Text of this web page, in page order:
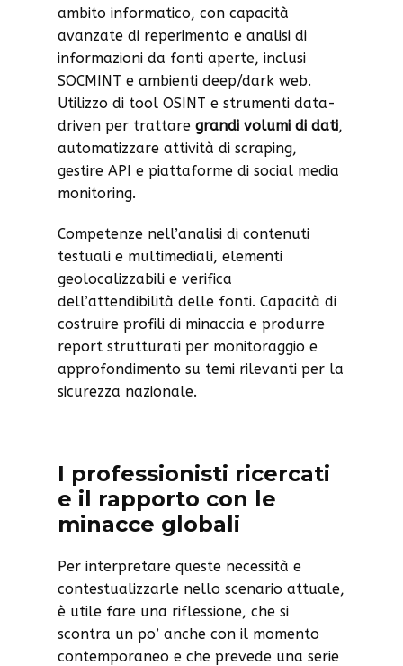
ambito informatico, con capacità
avanzate di reperimento e analisi di
informazioni da fonti aperte, inclusi
SOCMINT e ambienti deep/dark web.
Utilizzo di tool OSINT e strumenti data-
driven per trattare grandi volumi di dati,
automatizzare attività di scraping,
gestire API e piattaforme di social media
monitoring.
Competenze nell’analisi di contenuti
testuali e multimediali, elementi
geolocalizzabili e verifica
dell’attendibilità delle fonti. Capacità di
costruire profili di minaccia e produrre
report strutturati per monitoraggio e
approfondimento su temi rilevanti per la
sicurezza nazionale.
I professionisti ricercati
e il rapporto con le
minacce globali
Per interpretare queste necessità e
contestualizzarle nello scenario attuale,
è utile fare una riflessione, che si
scontra un po’ anche con il momento
contemporaneo e che prevede una serie